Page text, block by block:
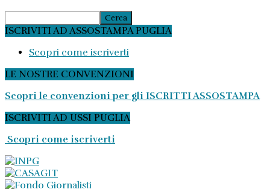
ISCRIVITI AD ASSOSTAMPA PUGLIA
Scopri come iscriverti
LE NOSTRE CONVENZIONI
Scopri le convenzioni per gli ISCRITTI ASSOSTAMPA
ISCRIVITI AD USSI PUGLIA
Scopri come iscriverti